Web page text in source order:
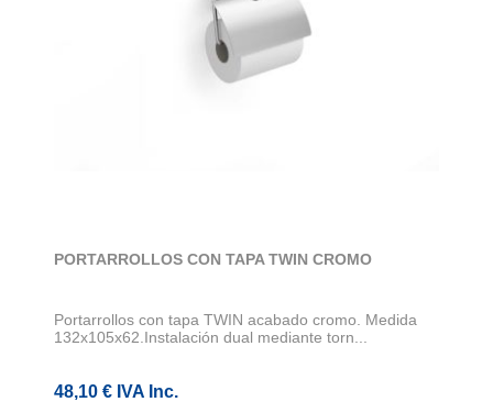
PORTARROLLOS CON TAPA TWIN CROMO
Portarrollos con tapa TWIN acabado cromo. Medida
132x105x62.Instalación dual mediante torn...
48,10 € IVA Inc.